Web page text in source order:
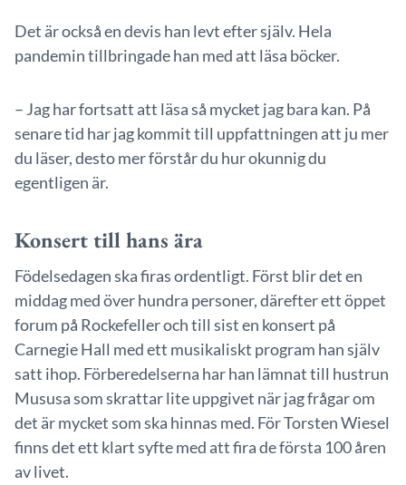
Det är också en devis han levt efter själv. Hela
pandemin tillbringade han med att läsa böcker.
– Jag har fortsatt att läsa så mycket jag bara kan. På
senare tid har jag kommit till uppfattningen att ju mer
du läser, desto mer förstår du hur okunnig du
egentligen är.
Konsert till hans ära
Födelsedagen ska firas ordentligt. Först blir det en
middag med över hundra personer, därefter ett öppet
forum på Rockefeller och till sist en konsert på
Carnegie Hall med ett musikaliskt program han själv
satt ihop. Förberedelserna har han lämnat till hustrun
Mususa som skrattar lite uppgivet när jag frågar om
det är mycket som ska hinnas med. För Torsten Wiesel
finns det ett klart syfte med att fira de första 100 åren
av livet.